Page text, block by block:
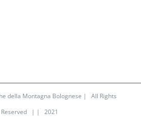
della Montagna Bolognese | All Rights
Reserved | | 2021